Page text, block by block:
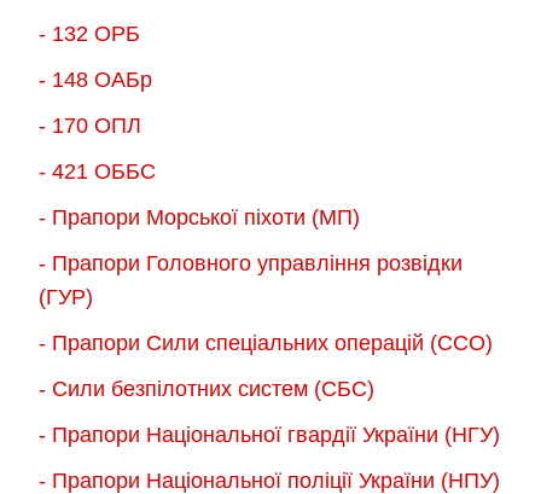
- 132 ОРБ
- 148 ОАБр
- 170 ОПЛ
- 421 ОББС
- Прапори Морської піхоти (МП)
- Прапори Головного управління розвідки
(ГУР)
- Прапори Сили спеціальних операцій (ССО)
- Сили безпілотних систем (СБС)
- Прапори Національної гвардії України (НГУ)
- Прапори Національної поліції України (НПУ)